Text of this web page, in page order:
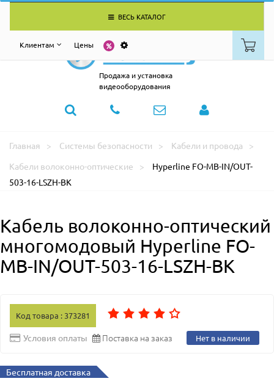
ВЕСЬ КАТАЛОГ
Клиентам Цены
Продажа и установка
видеооборудования
Главная Системы безопасности
Кабели и провода
Кабели волоконно-оптические
Hyperline FO-MB-IN/OUT-
503-16-LSZH-BK
Кабель волоконно-оптический
многомодовый Hyperline FO-
MB-IN/OUT-503-16-LSZH-BK
Код товара : 373281
Условия оплаты Поставка на заказ Нет в наличии
Бесплатная доставка